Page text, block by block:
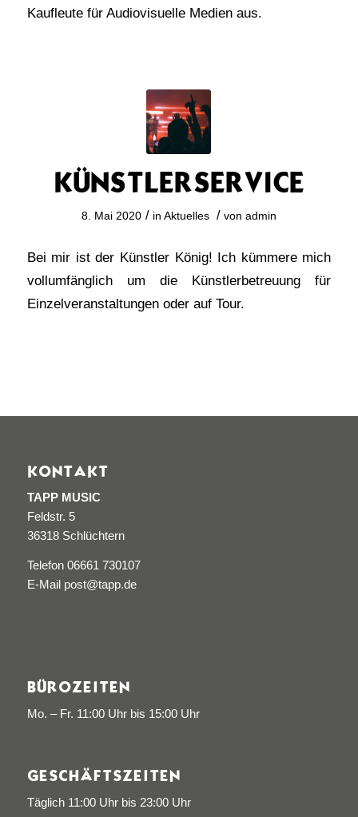
Kaufleute für Audiovisuelle Medien aus.
KÜNSTLERSERVICE
8. Mai 2020 / in Aktuelles / von admin
Bei mir ist der Künstler König! Ich kümmere mich
vollumfänglich um die Künstlerbetreuung für
Einzelveranstaltungen oder auf Tour.
KONTAKT
TAPP MUSIC
Feldstr. 5
36318 Schlüchtern
Telefon 06661 730107
E-Mail post@tapp.de
BÜROZEITEN
Mo. – Fr. 11:00 Uhr bis 15:00 Uhr
GESCHÄFTSZEITEN
Täglich 11:00 Uhr bis 23:00 Uhr